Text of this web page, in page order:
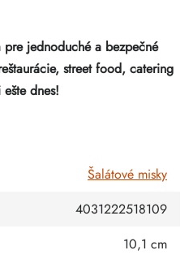
jednoduché a bezpečné
street food, catering
dnes!
Šalátové misky
4031222518109
10,1 cm